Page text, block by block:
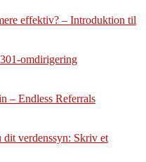
effektiv? – Introduktion til
omdirigering
– Endless Referrals
dit verdenssyn: Skriv et